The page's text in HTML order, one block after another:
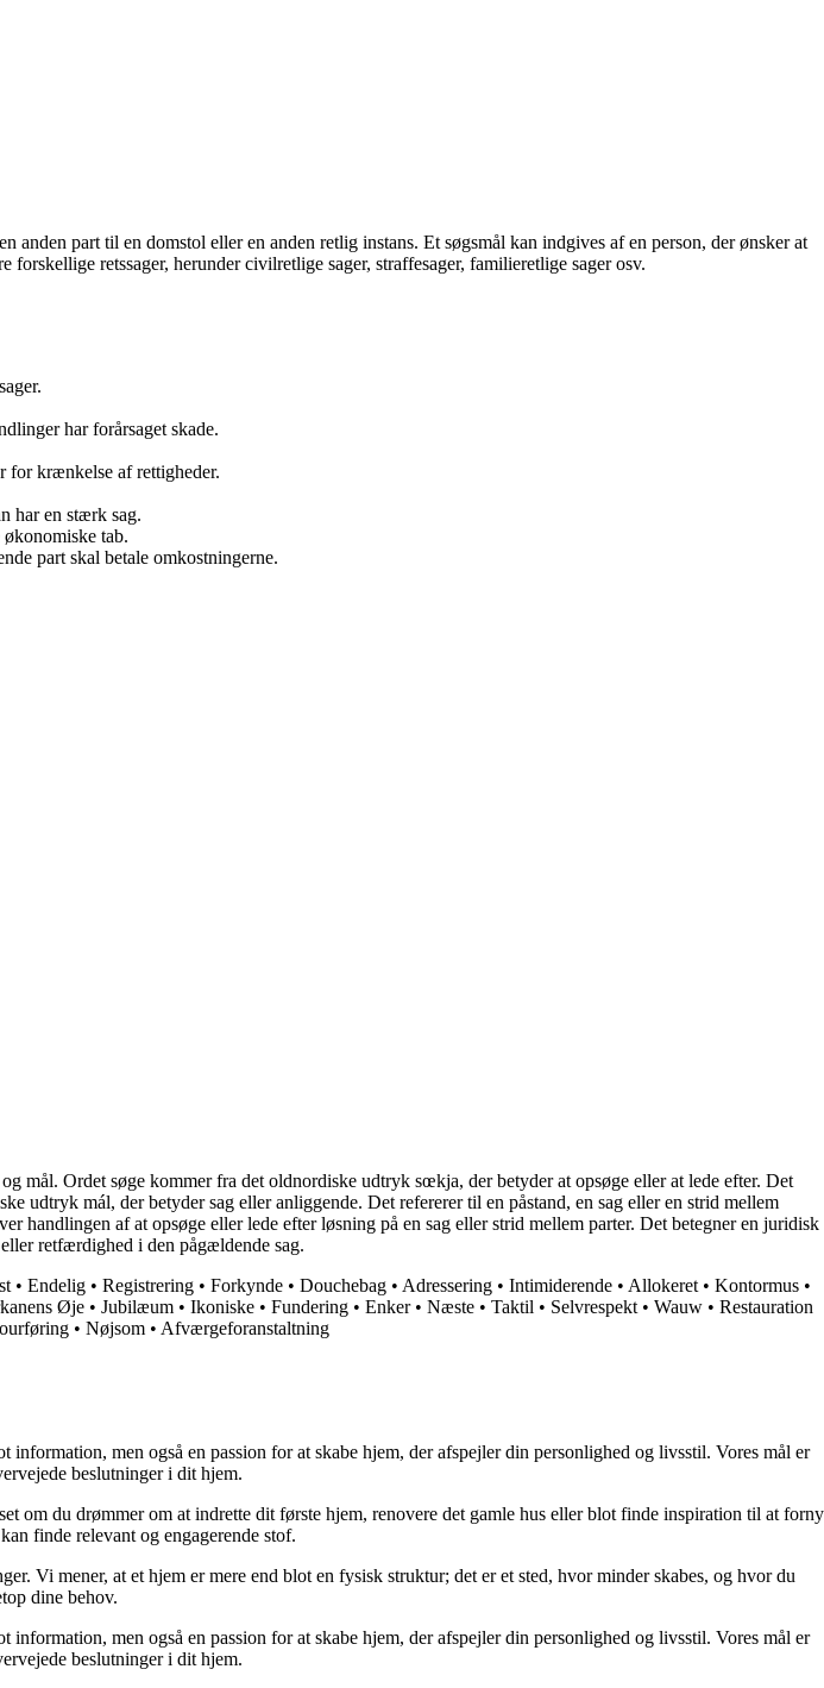
part til en domstol eller en anden retlig instans. Et søgsmål kan indgives af en person, der ønsker at
retssager, herunder civilretlige sager, straffesager, familieretlige sager osv.
har forårsaget skade.
for krænkelse af rettigheder.
har en stærk sag.
tab.
part skal betale omkostningerne.
mål. Ordet søge kommer fra det oldnordiske udtryk sœkja, der betyder at opsøge eller at lede efter. Det
udtryk mál, der betyder sag eller anliggende. Det refererer til en påstand, en sag eller en strid mellem
handlingen af at opsøge eller lede efter løsning på en sag eller strid mellem parter. Det betegner en juridisk
retfærdighed i den pågældende sag.
• Endelig • Registrering • Forkynde • Douchebag • Adressering • Intimiderende • Allokeret • Kontormus •
Øje • Jubilæum • Ikoniske • Fundering • Enker• Næste • Taktil • Selvrespekt • Wauw • Restauration
• Nøjsom • Afværgeforanstaltning
men også en passion for at skabe hjem, der afspejler din personlighed og livsstil. Vores mål er
beslutninger i dit hjem.
du drømmer om at indrette dit første hjem, renovere det gamle hus eller blot finde inspiration til at forny
finde relevant og engagerende stof.
Vi mener, at et hjem er mere end blot en fysisk struktur; det er et sted, hvor minder skabes, og hvor du
dine behov.
men også en passion for at skabe hjem, der afspejler din personlighed og livsstil. Vores mål er
beslutninger i dit hjem.